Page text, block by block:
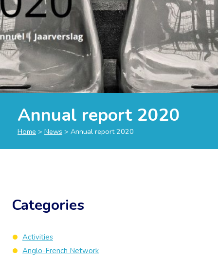
Annual report 2020
Home > News > Annual report 2020
Categories
Activities
Anglo-French Network